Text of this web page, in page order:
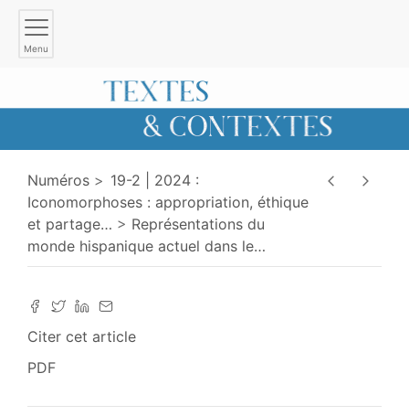
Menu
Numéros
19-2 | 2024 :
Iconomorphoses : appropriation, éthique
et partage…
Représentations du
monde hispanique actuel dans le…
Citer cet article
PDF